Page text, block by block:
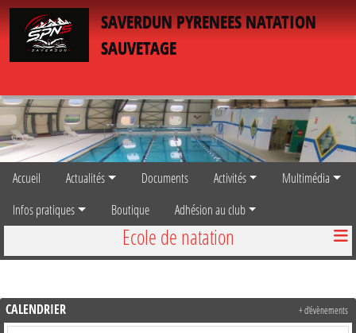
SAVERDUN PYRENEES NATATION
SAUVETAGE
Accueil Actualités Documents Activités
Multimédia
Infos pratiques
Boutique Adhésion au club
Ecole de natation
CALENDRIER
+ d'évènements
Panneau de gestion des cookies